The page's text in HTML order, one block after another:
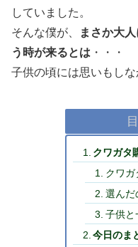
していました。
そんな僕が、
まさか大
う時が来るとは ・・・
子供の頃には思いもしな
クワガタ
クワガ
選んだ
子供と
今日のま